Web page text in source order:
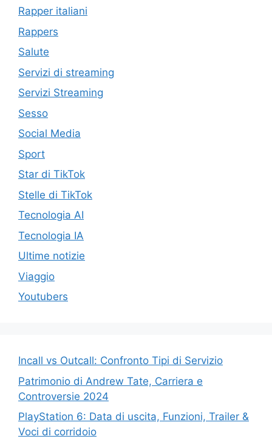
Rapper italiani
Rappers
Salute
Servizi di streaming
Servizi Streaming
Sesso
Social Media
Sport
Star di TikTok
Stelle di TikTok
Tecnologia AI
Tecnologia IA
Ultime notizie
Viaggio
Youtubers
Incall vs Outcall: Confronto Tipi di Servizio
Patrimonio di Andrew Tate, Carriera e
Controversie 2024
PlayStation 6: Data di uscita, Funzioni, Trailer &
Voci di corridoio